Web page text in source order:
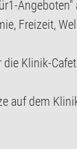
Angeboten"
Freizeit,
Klinik-
auf dem